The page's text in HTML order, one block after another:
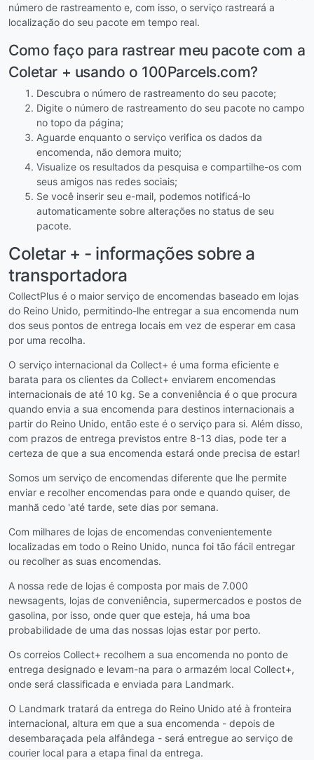
número de rastreamento e, com isso, o serviço rastreará a
localização do seu pacote em tempo real.
Como faço para rastrear meu pacote com a
Coletar + usando o 100Parcels.com?
Descubra o número de rastreamento do seu pacote;
Digite o número de rastreamento do seu pacote no campo
no topo da página;
Aguarde enquanto o serviço verifica os dados da
encomenda, não demora muito;
Visualize os resultados da pesquisa e compartilhe-os com
seus amigos nas redes sociais;
Se você inserir seu e-mail, podemos notificá-lo
automaticamente sobre alterações no status de seu
pacote.
Coletar + - informações sobre a
transportadora
CollectPlus é o maior serviço de encomendas baseado em lojas
do Reino Unido, permitindo-lhe entregar a sua encomenda num
dos seus pontos de entrega locais em vez de esperar em casa
por uma recolha.
O serviço internacional da Collect+ é uma forma eficiente e
barata para os clientes da Collect+ enviarem encomendas
internacionais de até 10 kg. Se a conveniência é o que procura
quando envia a sua encomenda para destinos internacionais a
partir do Reino Unido, então este é o serviço para si. Além disso,
com prazos de entrega previstos entre 8-13 dias, pode ter a
certeza de que a sua encomenda estará onde precisa de estar!
Somos um serviço de encomendas diferente que lhe permite
enviar e recolher encomendas para onde e quando quiser, de
manhã cedo 'até tarde, sete dias por semana.
Com milhares de lojas de encomendas convenientemente
localizadas em todo o Reino Unido, nunca foi tão fácil entregar
ou recolher as suas encomendas.
A nossa rede de lojas é composta por mais de 7.000
newsagents, lojas de conveniência, supermercados e postos de
gasolina, por isso, onde quer que esteja, há uma boa
probabilidade de uma das nossas lojas estar por perto.
Os correios Collect+ recolhem a sua encomenda no ponto de
entrega designado e levam-na para o armazém local Collect+,
onde será classificada e enviada para Landmark.
O Landmark tratará da entrega do Reino Unido até à fronteira
internacional, altura em que a sua encomenda - depois de
desembaraçada pela alfândega - será entregue ao serviço de
courier local para a etapa final da entrega.